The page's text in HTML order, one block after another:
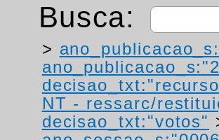
Busca:
>
NT - ressarc/
decisao_txt:"votos"